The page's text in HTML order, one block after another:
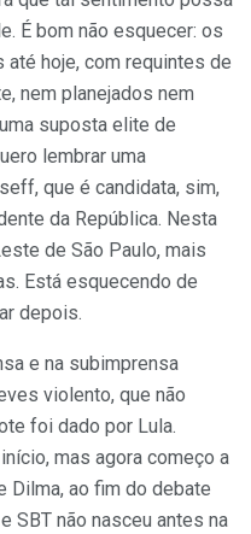
É bom não esquecer: os
hoje, com requintes de
nem planejados nem
suposta elite de
lembrar uma
que é candidata, sim,
da República. Nesta
de São Paulo, mais
Está esquecendo de
depois.
e na subimprensa
violento, que não
foi dado por Lula.
mas agora começo a
Dilma, ao fim do debate
SBT não nasceu antes na